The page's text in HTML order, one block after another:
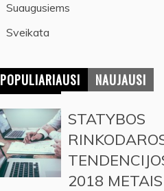
Suaugusiems
Sveikata
POPULIARIAUSI NAUJAUSI
STATYBOS
2018 METAIS